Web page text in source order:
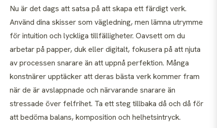
Nu är det dags att satsa på att skapa ett färdigt verk.
Använd dina skisser som vägledning, men lämna utrymme
för intuition och lyckliga tillfälligheter. Oavsett om du
arbetar på papper, duk eller digitalt, fokusera på att njuta
av processen snarare än att uppnå perfektion. Många
konstnärer upptäcker att deras bästa verk kommer fram
när de är avslappnade och närvarande snarare än
stressade över felfrihet. Ta ett steg tillbaka då och då för
att bedöma balans, komposition och helhetsintryck.